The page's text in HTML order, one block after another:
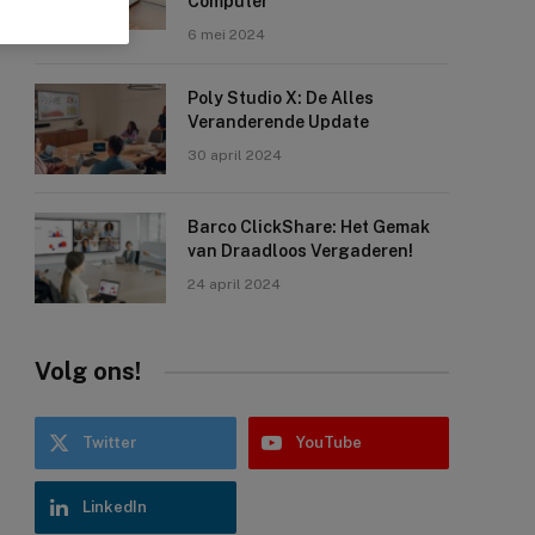
6 mei 2024
Poly Studio X: De Alles
Veranderende Update
30 april 2024
Barco ClickShare: Het Gemak
van Draadloos Vergaderen!
24 april 2024
Volg ons!
Twitter YouTube
LinkedIn